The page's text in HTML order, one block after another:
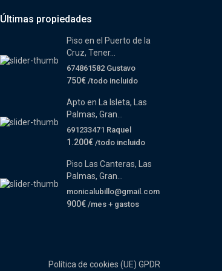
Últimas propiedades
Piso en el Puerto de la
Cruz, Tener...
674861582 Gustavo
750€ /todo incluido
Apto en La Isleta, Las
Palmas, Gran...
691233471 Raquel
1.200€ /todo incluido
Piso Las Canteras, Las
Palmas, Gran...
monicalubillo@gmail.com
900€ /mes + gastos
Política de cookies (UE) GPDR